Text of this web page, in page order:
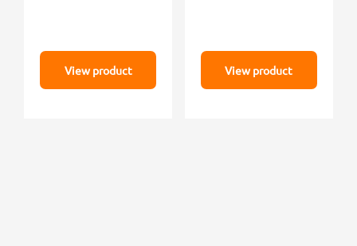
View product View product